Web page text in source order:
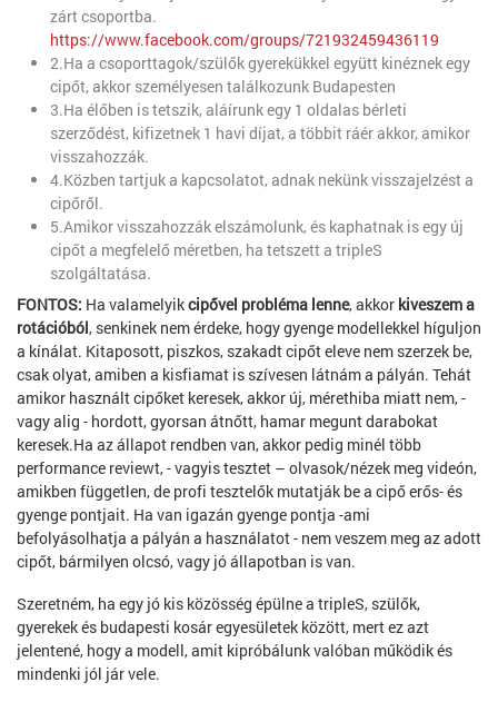
zárt csoportba.
https://www.facebook.com/groups/721932459436119
2.Ha a csoporttagok/szülők gyerekükkel együtt kinéznek egy
cipőt, akkor személyesen találkozunk Budapesten
3.Ha élőben is tetszik, aláírunk egy 1 oldalas bérleti
szerződést, kifizetnek 1 havi díjat, a többit ráér akkor, amikor
visszahozzák.
4.Közben tartjuk a kapcsolatot, adnak nekünk visszajelzést a
cipőről.
5.Amikor visszahozzák elszámolunk, és kaphatnak is egy új
cipőt a megfelelő méretben, ha tetszett a tripleS
szolgáltatása.
FONTOS: Ha valamelyikcipővel probléma lenne, akkor kiveszem a
rotációból, senkinek nem érdeke, hogy gyenge modellekkel híguljon
a kínálat. Kitaposott, piszkos, szakadt cipőt eleve nem szerzek be,
csak olyat, amiben a kisfiamat is szívesen látnám a pályán. Tehát
amikor használt cipőket keresek, akkor új, mérethiba miatt nem, -
vagy alig - hordott, gyorsan átnőtt, hamar megunt darabokat
keresek.Ha az állapot rendben van, akkor pedig minél több
performance reviewt, - vagyis tesztet – olvasok/nézek meg videón,
amikben független, de profi tesztelők mutatják be a cipő erős- és
gyenge pontjait. Ha van igazán gyenge pontja -ami
befolyásolhatja a pályán a használatot - nem veszem meg az adott
cipőt, bármilyen olcsó, vagy jó állapotban is van.
Szeretném, ha egy jó kis közösség épülne a tripleS, szülők,
gyerekek és budapesti kosár egyesületek között, mert ez azt
jelentené, hogy a modell, amit kipróbálunk valóban működik és
mindenki jól jár vele.